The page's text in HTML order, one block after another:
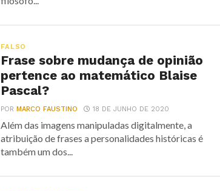
FALSO
Frase sobre mudança de opinião
pertence ao matemático Blaise
Pascal?
PORMARCO FAUSTINO 18 DE JUNHO DE 2020
Além das imagens manipuladas digitalmente, a
atribuição de frases a personalidades históricas é
também um dos...